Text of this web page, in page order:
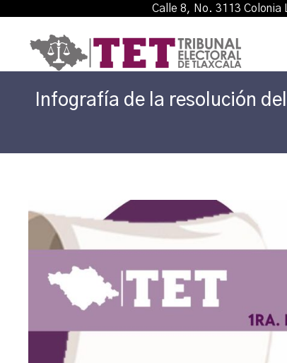
Calle 8, No. 3113
Infografía de la resolución